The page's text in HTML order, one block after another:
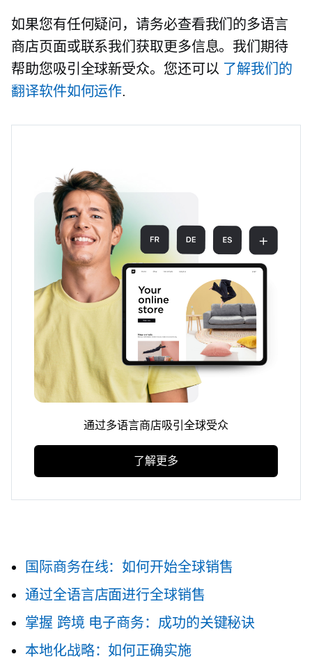
如果您有任何疑问，请务必查看我们的多语言
商店页面或联系我们获取更多信息。我们期待
帮助您吸引全球新受众。您还可以 了解我们的
翻译软件如何运作.
通过多语言商店吸引全球受众
了解更多
国际商务在线：如何开始全球销售
通过全语言店面进行全球销售
掌握 跨境 电子商务：成功的关键秘诀
本地化战略：如何正确实施